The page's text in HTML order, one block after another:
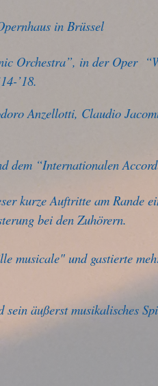
in Brüssel
Orchestra”, in der Oper
’18.
Anzellotti, Claudio
dem “Internationalen
kurze Auftritte am Rande
bei den Zuhörern.
musicale" und gastierte
äußerst musikalisches